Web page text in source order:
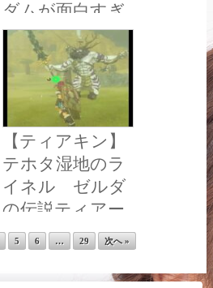
ダムが面白すぎ
て逆に危険な
件!!【クリア感
想】
【ティアキン】
テホタ湿地のラ
イネル ゼルダ
の伝説ティアー
ズオブ ザキング
ダムNintendo
Switch 2 Edition
5 6 … 29 次へ »